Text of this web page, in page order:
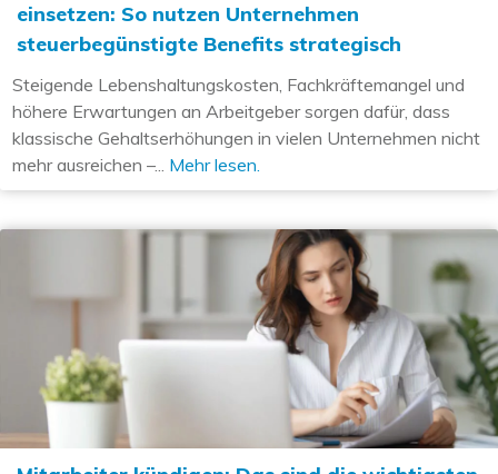
einsetzen: So nutzen Unternehmen
steuerbegünstigte Benefits strategisch
Steigende Lebenshaltungskosten, Fachkräftemangel und
höhere Erwartungen an Arbeitgeber sorgen dafür, dass
klassische Gehaltserhöhungen in vielen Unternehmen nicht
mehr ausreichen –... Mehr lesen.